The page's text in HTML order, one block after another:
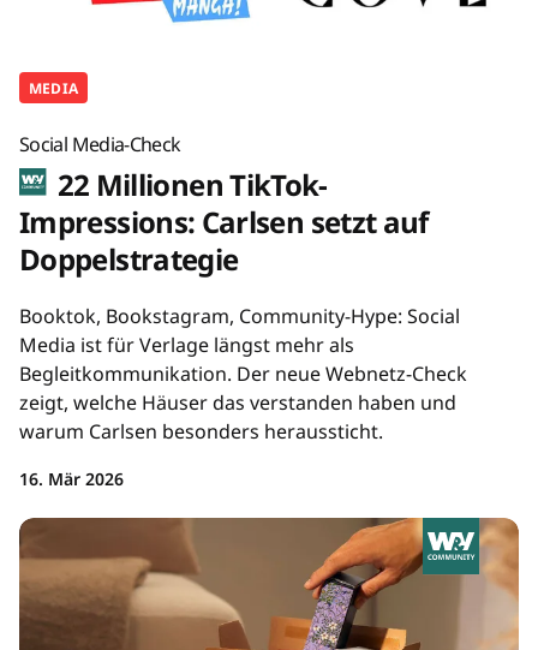
MEDIA
Social Media-Check
22 Millionen TikTok-
Impressions: Carlsen setzt auf
Doppelstrategie
Booktok, Bookstagram, Community-Hype: Social
Media ist für Verlage längst mehr als
Begleitkommunikation. Der neue Webnetz-Check
zeigt, welche Häuser das verstanden haben und
warum Carlsen besonders heraussticht.
16. Mär 2026